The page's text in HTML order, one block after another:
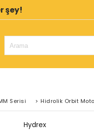
şey!
Serisi > Hidrolik Orbit
Hydrex